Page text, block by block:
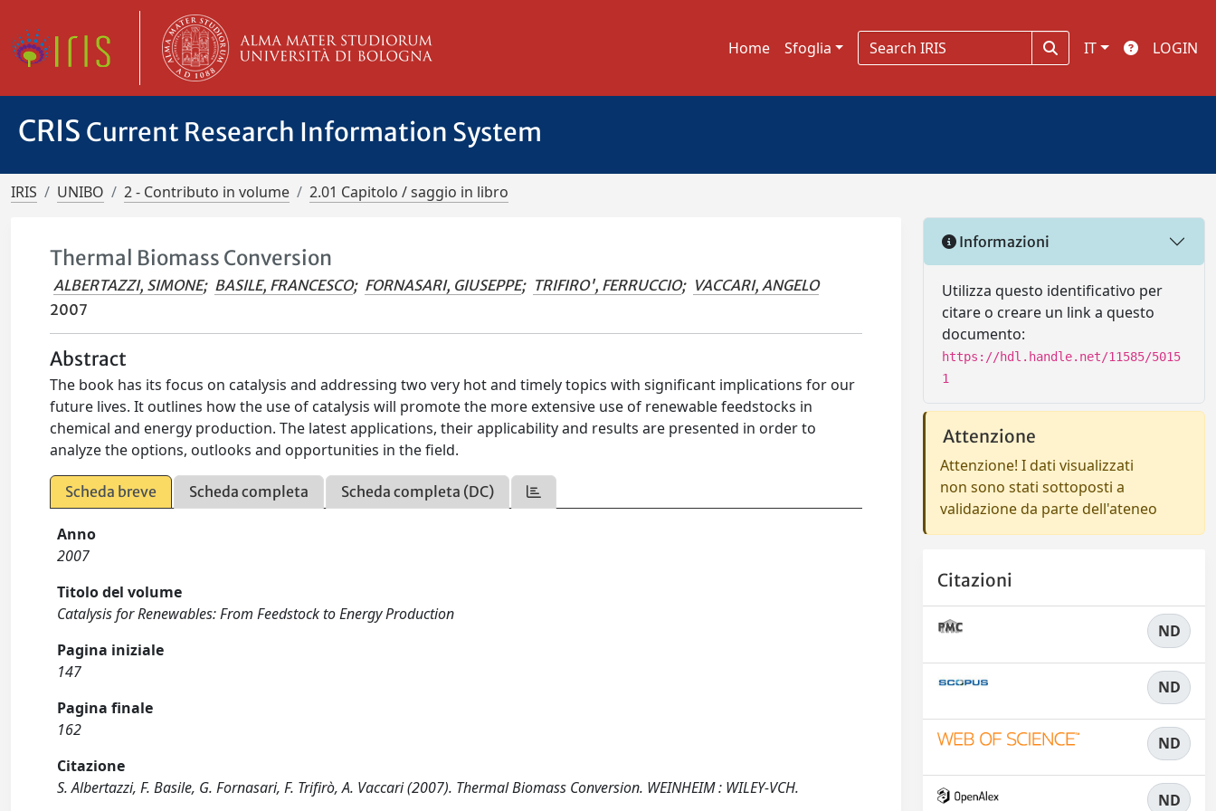
Home Sfoglia IT LOGIN
CRIS Current Research Information System
IRIS UNIBO 2 - Contributo in volume 2.01 Capitolo / saggio in libro
Thermal Biomass Conversion
ALBERTAZZI, SIMONE; BASILE, FRANCESCO; FORNASARI, GIUSEPPE; TRIFIRO', FERRUCCIO; VACCARI, ANGELO
2007
Abstract
The book has its focus on catalysis and addressing two very hot and timely topics with significant implications for our
future lives. It outlines how the use of catalysis will promote the more extensive use of renewable feedstocks in
chemical and energy production. The latest applications, their applicability and results are presented in order to
analyze the options, outlooks and opportunities in the field.
Scheda breve Scheda completa Scheda completa (DC)
Anno
2007
Titolo del volume
Catalysis for Renewables: From Feedstock to Energy Production
Pagina iniziale
147
Pagina finale
162
Citazione
S. Albertazzi, F. Basile, G. Fornasari, F. Trifirò, A. Vaccari (2007). Thermal Biomass Conversion. WEINHEIM : WILEY-VCH.
Informazioni
Utilizza questo identificativo per
citare o creare un link a questo
documento:
https://hdl.handle.net/11585/5015
1
Attenzione
Attenzione! I dati visualizzati
non sono stati sottoposti a
validazione da parte dell'ateneo
Citazioni
ND
ND
ND
ND